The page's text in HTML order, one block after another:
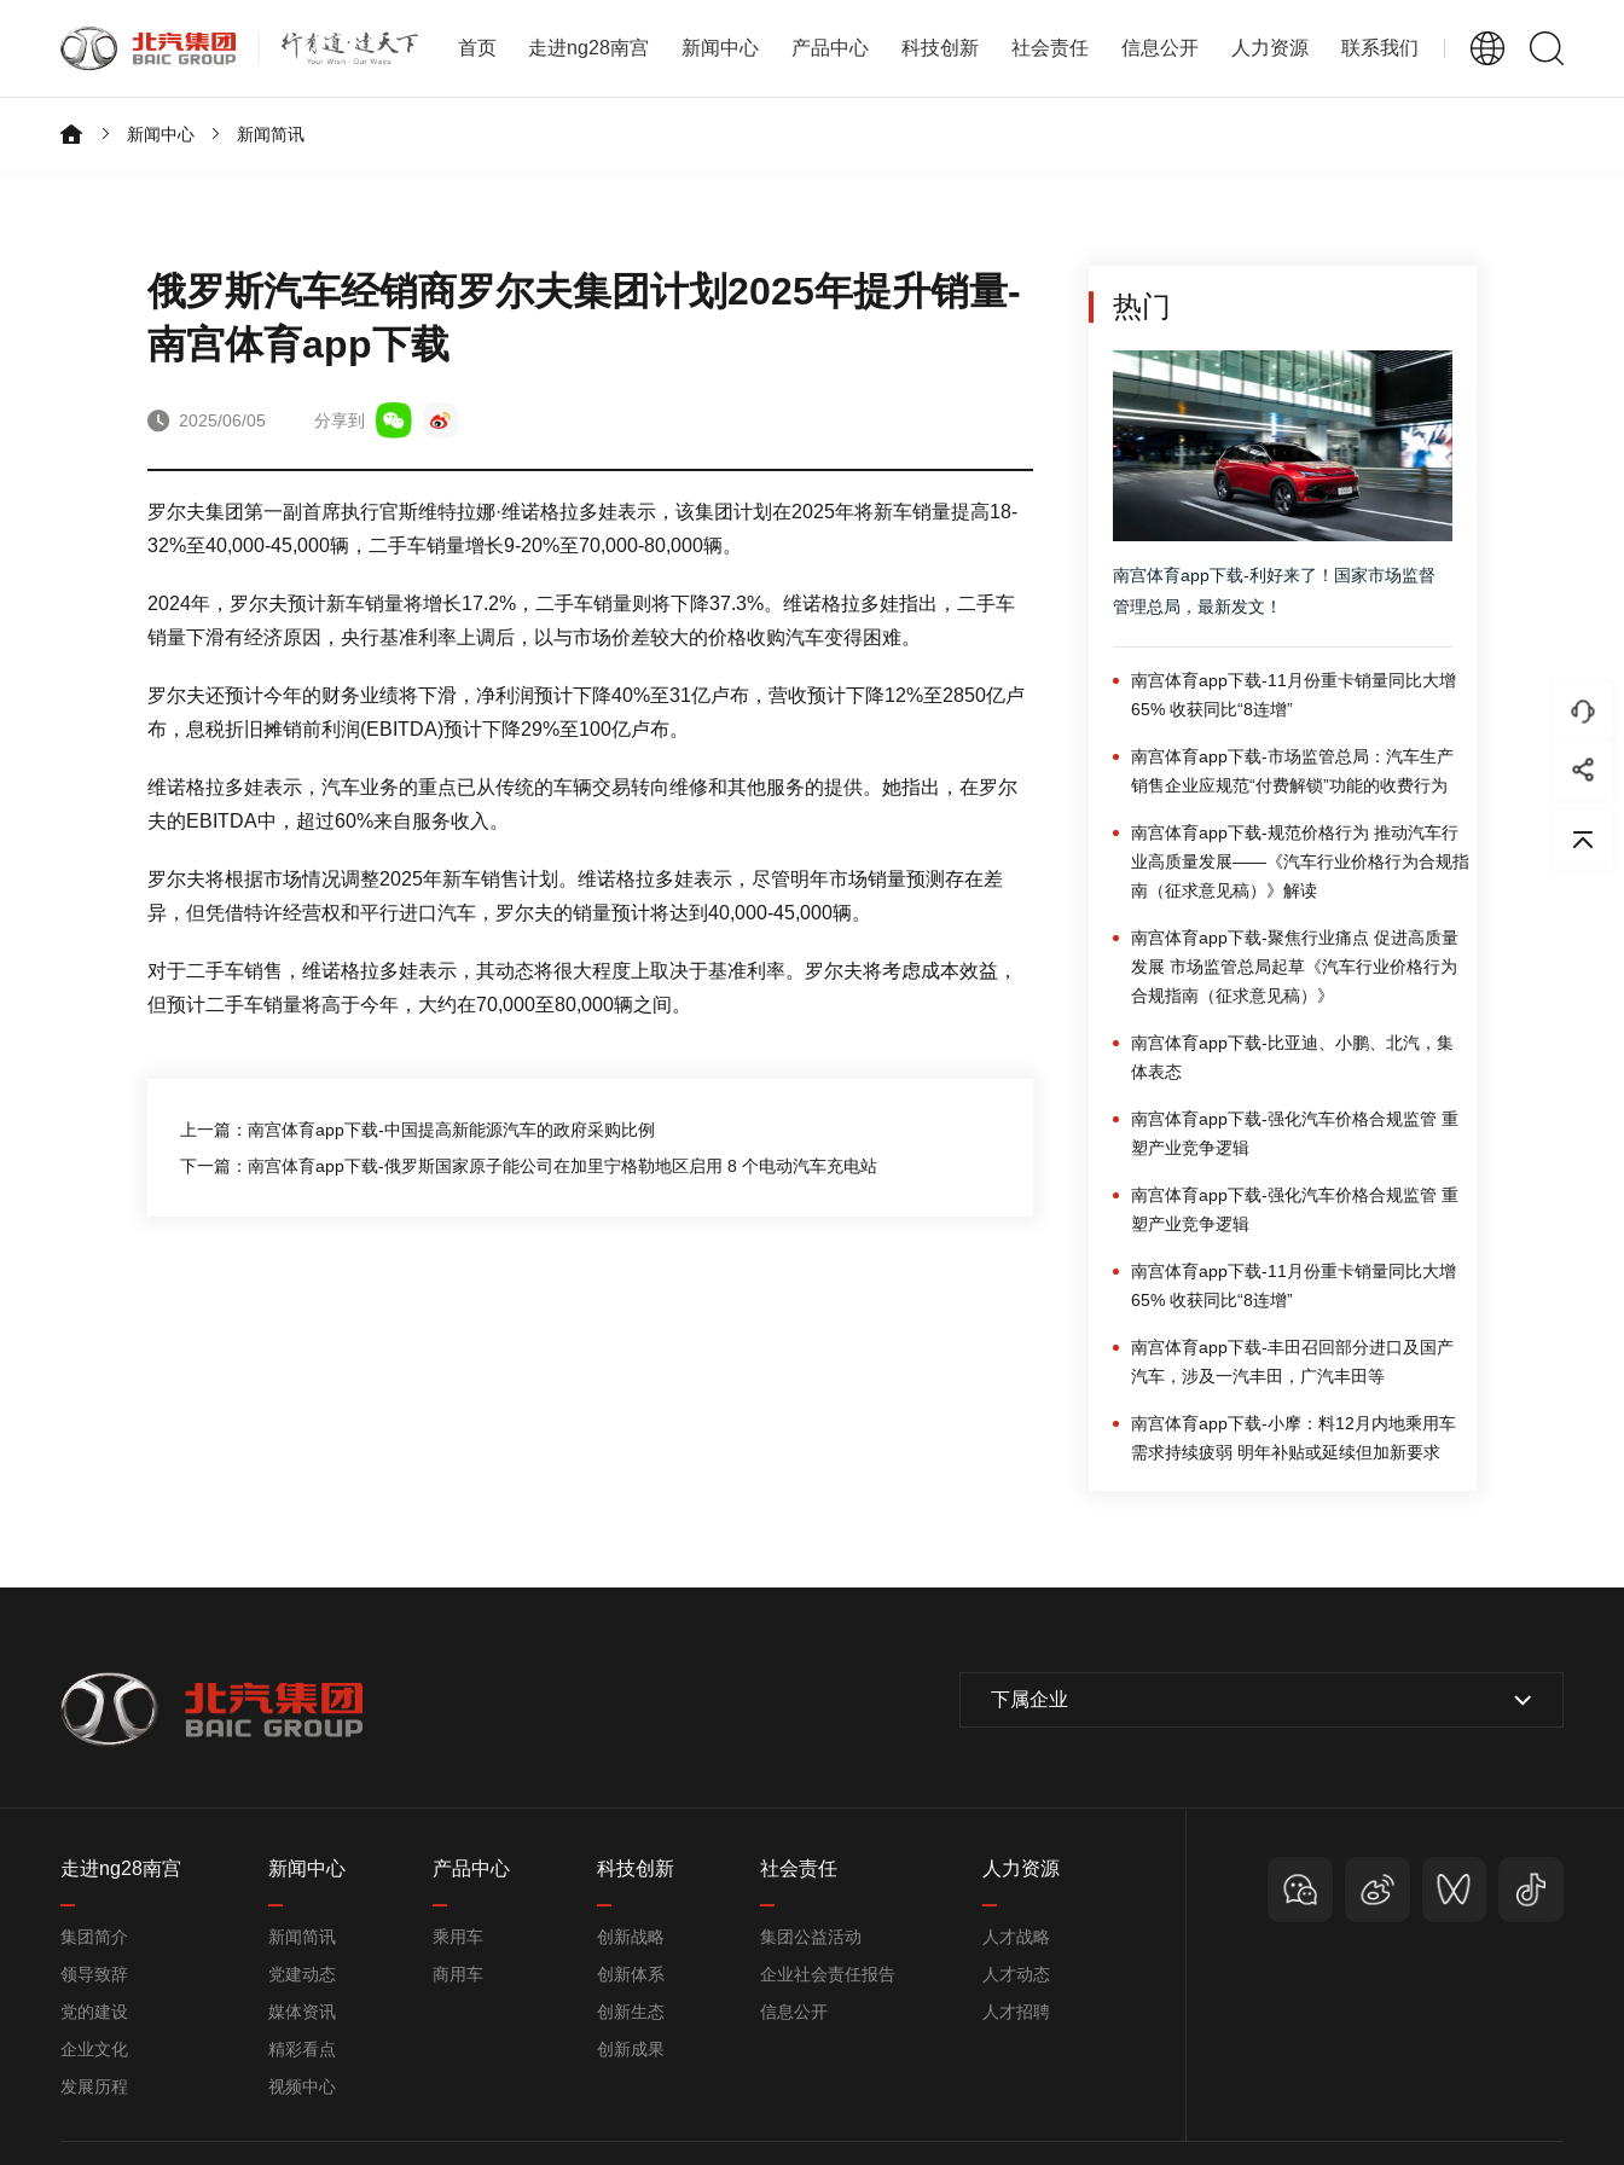
首页 走进ng28南宫 新闻中心 产品中心 科技创新 社会责任 信息公开 人力资源 联系我们
新闻中心 新闻简讯
俄罗斯汽车经销商罗尔夫集团计划2025年提升销量-
南宫体育app下载
2025/06/05 分享到
罗尔夫集团第一副首席执行官斯维特拉娜·维诺格拉多娃表示，该集团计划在2025年将新车销量提高18-
32%至40,000-45,000辆，二手车销量增长9-20%至70,000-80,000辆。
2024年，罗尔夫预计新车销量将增长17.2%，二手车销量则将下降37.3%。维诺格拉多娃指出，二手车
销量下滑有经济原因，央行基准利率上调后，以与市场价差较大的价格收购汽车变得困难。
罗尔夫还预计今年的财务业绩将下滑，净利润预计下降40%至31亿卢布，营收预计下降12%至2850亿卢
布，息税折旧摊销前利润(EBITDA)预计下降29%至100亿卢布。
维诺格拉多娃表示，汽车业务的重点已从传统的车辆交易转向维修和其他服务的提供。她指出，在罗尔
夫的EBITDA中，超过60%来自服务收入。
罗尔夫将根据市场情况调整2025年新车销售计划。维诺格拉多娃表示，尽管明年市场销量预测存在差
异，但凭借特许经营权和平行进口汽车，罗尔夫的销量预计将达到40,000-45,000辆。
对于二手车销售，维诺格拉多娃表示，其动态将很大程度上取决于基准利率。罗尔夫将考虑成本效益，
但预计二手车销量将高于今年，大约在70,000至80,000辆之间。
上一篇：南宫体育app下载-中国提高新能源汽车的政府采购比例
下一篇：南宫体育app下载-俄罗斯国家原子能公司在加里宁格勒地区启用 8 个电动汽车充电站
热门
南宫体育app下载-利好来了！国家市场监督
管理总局，最新发文！
南宫体育app下载-11月份重卡销量同比大增
65% 收获同比“8连增”
南宫体育app下载-市场监管总局：汽车生产
销售企业应规范“付费解锁”功能的收费行为
南宫体育app下载-规范价格行为 推动汽车行
业高质量发展——《汽车行业价格行为合规指
南（征求意见稿）》解读
南宫体育app下载-聚焦行业痛点 促进高质量
发展 市场监管总局起草《汽车行业价格行为
合规指南（征求意见稿）》
南宫体育app下载-比亚迪、小鹏、北汽，集
体表态
南宫体育app下载-强化汽车价格合规监管 重
塑产业竞争逻辑
南宫体育app下载-强化汽车价格合规监管 重
塑产业竞争逻辑
南宫体育app下载-11月份重卡销量同比大增
65% 收获同比“8连增”
南宫体育app下载-丰田召回部分进口及国产
汽车，涉及一汽丰田，广汽丰田等
南宫体育app下载-小摩：料12月内地乘用车
需求持续疲弱 明年补贴或延续但加新要求
下属企业
走进ng28南宫
集团简介
领导致辞
党的建设
企业文化
发展历程
新闻中心
新闻简讯
党建动态
媒体资讯
精彩看点
视频中心
产品中心
乘用车
商用车
科技创新
创新战略
创新体系
创新生态
创新成果
社会责任
集团公益活动
企业社会责任报告
信息公开
人力资源
人才战略
人才动态
人才招聘